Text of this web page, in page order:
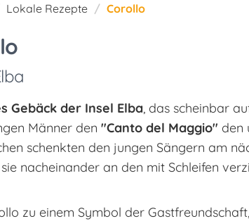
Lokale Rezepte Corollo
Gebäck der Insel Elba, das scheinbar
Männer den "Canto del Maggio" den
schenkten den jungen Sängern am
nacheinander an den mit Schleifen
zu einem Symbol der